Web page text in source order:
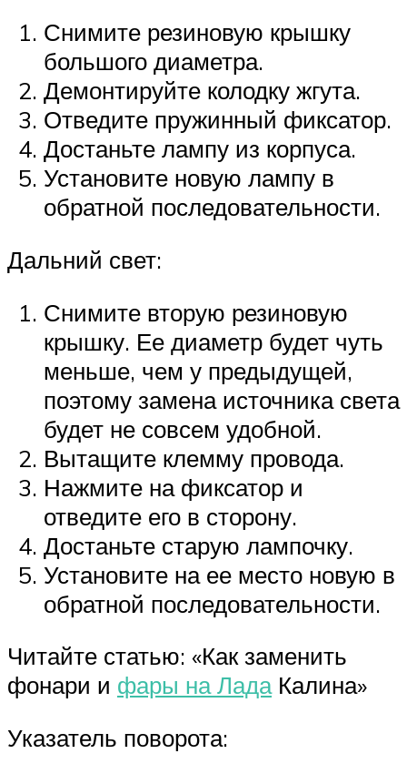
Снимите резиновую крышку
большого диаметра.
Демонтируйте колодку жгута.
Отведите пружинный фиксатор.
Достаньте лампу из корпуса.
Установите новую лампу в
обратной последовательности.
Дальний свет:
Снимите вторую резиновую
крышку. Ее диаметр будет чуть
меньше, чем у предыдущей,
поэтому замена источника света
будет не совсем удобной.
Вытащите клемму провода.
Нажмите на фиксатор и
отведите его в сторону.
Достаньте старую лампочку.
Установите на ее место новую в
обратной последовательности.
Читайте статью: «Как заменить
фонари и фары на ЛадаКалина»
Указатель поворота: